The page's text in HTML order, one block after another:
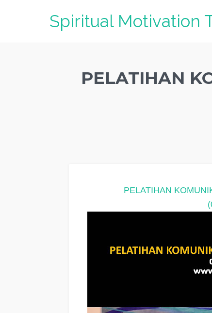
Spiritual Motivation
PELATIHAN
PELATIHAN